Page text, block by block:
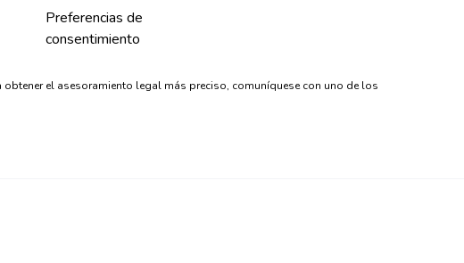
Preferencias de
consentimiento
el asesoramiento legal más preciso, comuníquese con uno de los